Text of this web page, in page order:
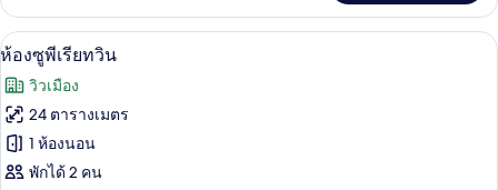
เกี่ยว
กับ
Deluxe
Room
เปิด
ภาพถ่าย
ทั้งหมด
ของ
ห้อง
ห้องซูพีเรียทวิน | โต๊ะทำงาน, พื้นที่ทำ
5
ห้องซูพีเรียทวิน
วิวเมือง
24 ตารางเมตร
1 ห้องนอน
พักได้ 2 คน